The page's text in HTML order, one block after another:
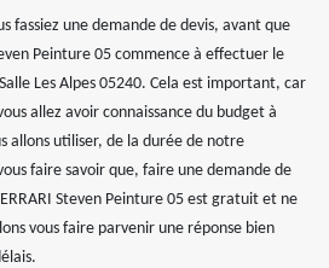
fassiez une demande de devis, avant que
Peinture 05 commence à effectuer le
Les Alpes 05240. Cela est important, car
allez avoir connaissance du budget à
allons utiliser, de la durée de notre
faire savoir que, faire une demande de
Steven Peinture 05 est gratuit et ne
vous faire parvenir une réponse bien